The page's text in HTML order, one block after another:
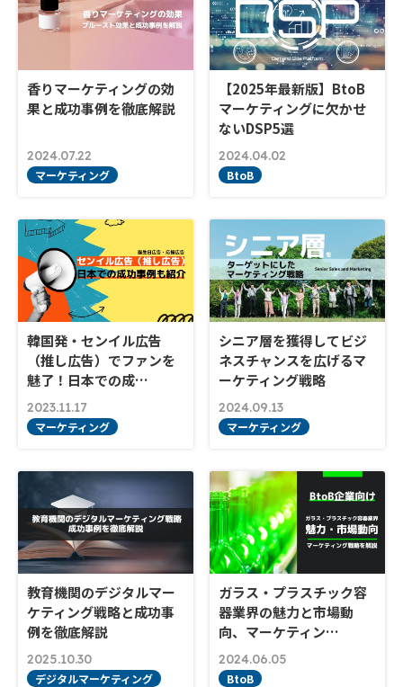
香りマーケティングの効
果と成功事例を徹底解説
2024.07.22
マーケティング
【2025年最新版】BtoB
マーケティングに欠かせ
ないDSP5選
2024.04.02
BtoB
韓国発・センイル広告
（推し広告）でファンを
魅了！日本での成…
2023.11.17
マーケティング
シニア層を獲得してビジ
ネスチャンスを広げるマ
ーケティング戦略
2024.09.13
マーケティング
教育機関のデジタルマー
ケティング戦略と成功事
例を徹底解説
2025.10.30
デジタルマーケティング
ガラス・プラスチック容
器業界の魅力と市場動
向、マーケティン…
2024.06.05
BtoB